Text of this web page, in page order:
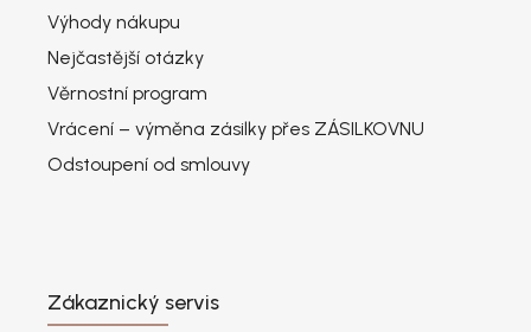
Výhody nákupu
Nejčastější otázky
Věrnostní program
Vrácení – výměna zásilky přes ZÁSILKOVNU
Odstoupení od smlouvy
Zákaznický servis